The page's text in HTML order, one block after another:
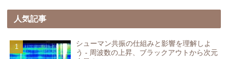
人気記事
シューマン共振の仕組みと影響を理解しよ
う - 周波数の上昇、ブラックアウトから次元